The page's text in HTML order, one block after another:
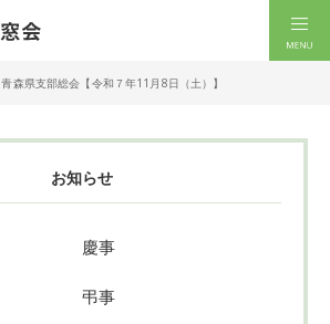
青森県支部総会【令和７年11月8日（土）】
お知らせ
慶事
弔事